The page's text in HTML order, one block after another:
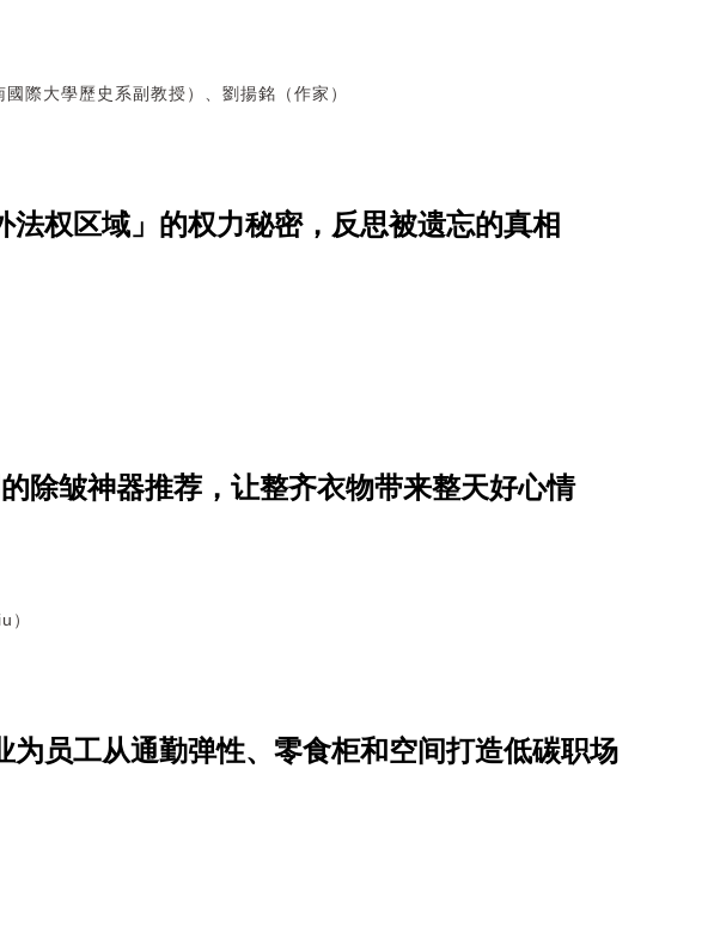
際大學歷史系副教授）、劉揚銘（作家）
法权区域」的权力秘密，反思被遗忘的真相
除皱神器推荐，让整齐衣物带来整天好心情
）
为员工从通勤弹性、零食柜和空间打造低碳职场